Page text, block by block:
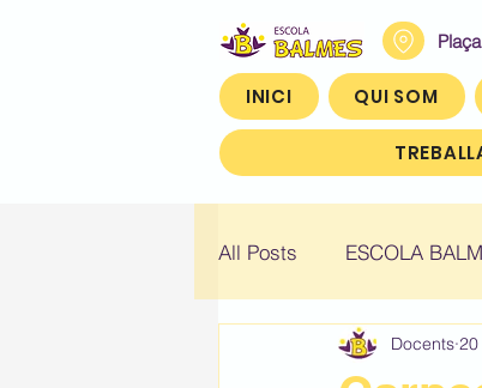
INICI QUI SOM
All Posts ESCOLA
Històric: Infantil 4Docents